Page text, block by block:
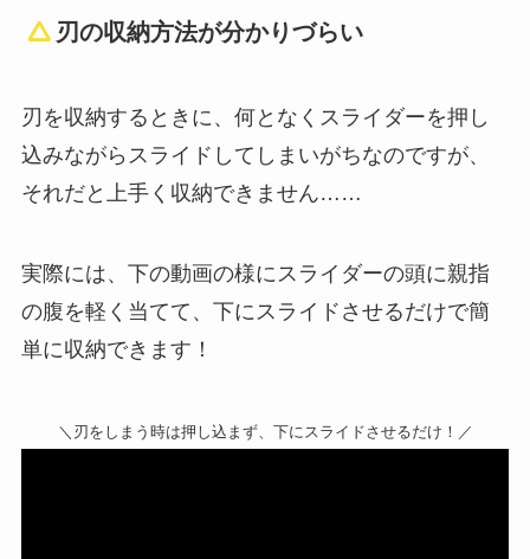
刃の収納方法が分かりづらい
刃を収納するときに、何となくスライダーを押し
込みながらスライドしてしまいがちなのですが、
それだと上手く収納できません……
実際には、下の動画の様にスライダーの頭に親指
の腹を軽く当てて、下にスライドさせるだけで簡
単に収納できます！
＼刃をしまう時は押し込まず、下にスライドさせるだけ！／